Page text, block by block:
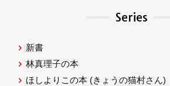
Series
新書
林真理子の本
ほしよりこの本 (きょうの猫村さん)